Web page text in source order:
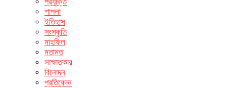
শাপলা
ইতিহাস
সংস্কৃতি
মাহফিল
মতামত
সাক্ষাতকার
বিনোদন
প্রতিবেদন